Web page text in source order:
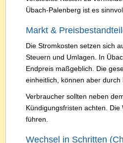
Übach-Palenberg ist es
Markt &
Die Stromkosten setzen sich
Steuern und Umlagen. In
Endpreis maßgeblich. Die
einheitlich, können aber
Verbraucher sollten neben
Kündigungsfristen achten.
führen.
Wechsel in Schritten